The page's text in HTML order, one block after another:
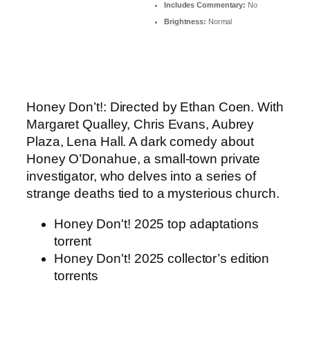
Includes Commentary: No
Brightness: Normal
Honey Don’t!: Directed by Ethan Coen. With
Margaret Qualley, Chris Evans, Aubrey
Plaza, Lena Hall. A dark comedy about
Honey O’Donahue, a small-town private
investigator, who delves into a series of
strange deaths tied to a mysterious church.
Honey Don't! 2025 top adaptations
torrent
Honey Don't! 2025 collector’s edition
torrents